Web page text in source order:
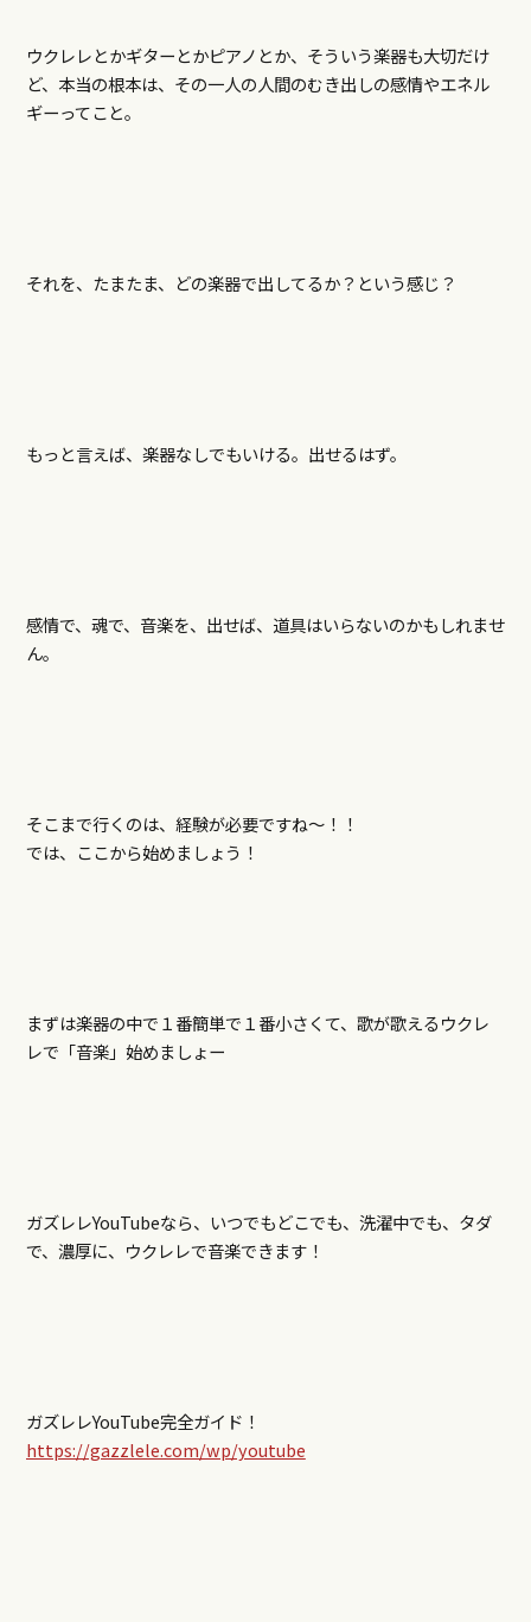
ウクレレとかギターとかピアノとか、そういう楽器も大切だけ
ど、本当の根本は、その一人の人間のむき出しの感情やエネル
ギーってこと。
それを、たまたま、どの楽器で出してるか？という感じ？
もっと言えば、楽器なしでもいける。出せるはず。
感情で、魂で、音楽を、出せば、道具はいらないのかもしれませ
ん。
そこまで行くのは、経験が必要ですね～！！
では、ここから始めましょう！
まずは楽器の中で１番簡単で１番小さくて、歌が歌えるウクレ
レで「音楽」始めましょー
ガズレレYouTubeなら、いつでもどこでも、洗濯中でも、タダ
で、濃厚に、ウクレレで音楽できます！
ガズレレYouTube完全ガイド！
https://gazzlele.com/wp/youtube